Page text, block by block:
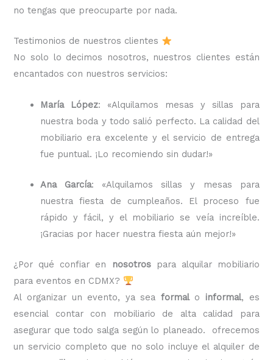
no tengas que preocuparte por nada.
Testimonios de nuestros clientes
No solo lo decimos nosotros, nuestros clientes están
encantados con nuestros servicios:
María López: «Alquilamos mesas y sillas para
nuestra boda y todo salió perfecto. La calidad del
mobiliario era excelente y el servicio de entrega
fue puntual. ¡Lo recomiendo sin dudar!»
Ana García: «Alquilamos sillas y mesas para
nuestra fiesta de cumpleaños. El proceso fue
rápido y fácil, y el mobiliario se veía increíble.
¡Gracias por hacer nuestra fiesta aún mejor!»
¿Por qué confiar en nosotrospara alquilar mobiliario
para eventos en CDMX?
Al organizar un evento, ya sea formalo informal, es
esencial contar con mobiliario de alta calidad para
asegurar que todo salga según lo planeado. ofrecemos
un servicio completo que no solo incluye el alquiler de